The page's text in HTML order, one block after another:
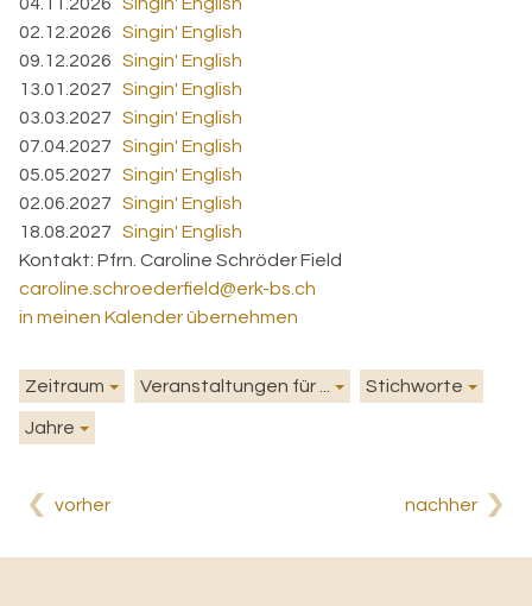
02.12.2026 Singin' English
09.12.2026 Singin' English
13.01.2027 Singin' English
03.03.2027 Singin' English
07.04.2027 Singin' English
05.05.2027 Singin' English
02.06.2027 Singin' English
18.08.2027 Singin' English
Kontakt: Pfrn. Caroline Schröder Field
caroline.schroederfield@erk-bs.ch
in meinen Kalender übernehmen
Zeitraum Veranstaltungen für ... Stichworte
Jahre
vorher nachher